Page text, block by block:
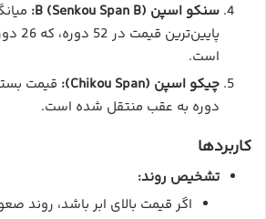
سنکو اسپن B (Senkou Span B):
است.
چیکو اسپن (Chikou Span):
دوره به عقب منتقل شده است.
کاربردها
تشخیص روند:
اگر قیمت بالای ابر باشد، روند